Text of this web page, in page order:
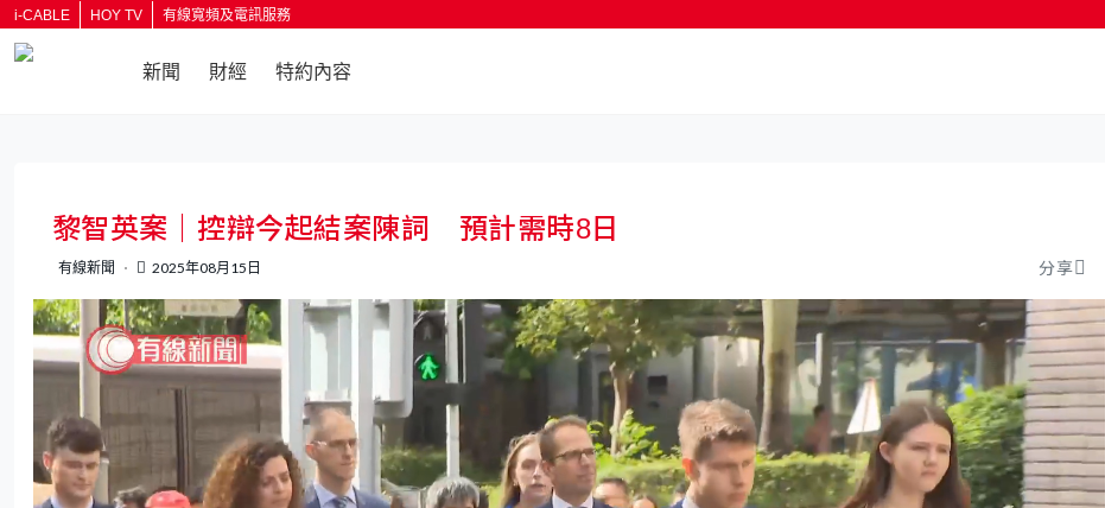
i-CABLE HOY TV 有線寬頻及電訊服務
新聞 財經 特約內容
黎智英案｜控辯今起結案陳詞 預計需時8日
有線新聞 2025年08月15日 分享